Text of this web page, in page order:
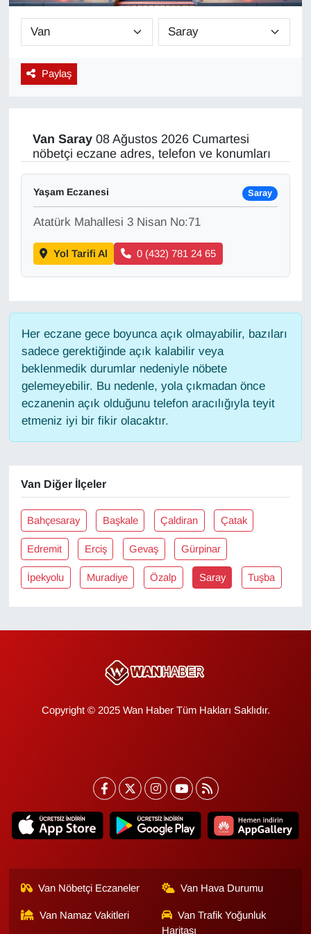
Paylaş
Van Saray08 Ağustos 2026 Cumartesi
nöbetçi eczane adres, telefon ve konumları
Yaşam Eczanesi Saray
Atatürk Mahallesi 3 Nisan No:71
Yol Tarifi Al 0 (432) 781 24 65
Her eczane gece boyunca açık olmayabilir, bazıları
sadece gerektiğinde açık kalabilir veya
beklenmedik durumlar nedeniyle nöbete
gelemeyebilir. Bu nedenle, yola çıkmadan önce
eczanenin açık olduğunu telefon aracılığıyla teyit
etmeniz iyi bir fikir olacaktır.
Van Diğer İlçeler
Bahçesaray Başkale Çaldiran Çatak
Edremit Erciş Gevaş Gürpinar
İpekyolu Muradiye Özalp Saray Tuşba
Copyright © 2025 Wan Haber Tüm Hakları Saklıdır.
Van Nöbetçi Eczaneler Van Hava Durumu
Van Namaz Vakitleri
Van Trafik Yoğunluk
Haritası
Diğer
DÜNYA
EKONOMİ
Eleman
Emlak
Gündem
Haber
HABERDE İNSAN
Kadın
Kamu Alımları
Kim Kimdir?
Kültür & Sanat
KURDÎ
Resmi İlanlar
RÖPORTAJ
Seri İlan